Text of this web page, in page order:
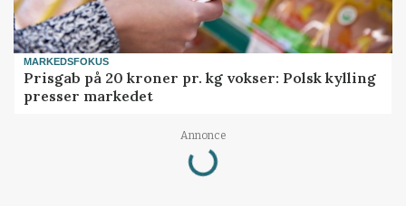
MARKEDSFOKUS
Prisgab på 20 kroner pr. kg vokser: Polsk kylling
presser markedet
Annonce
Loading...